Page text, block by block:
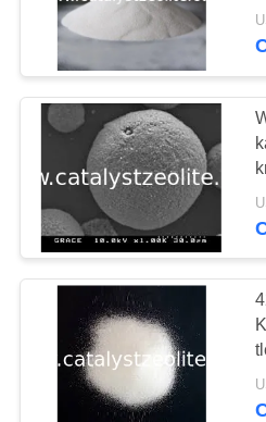
NAMI
AKTUALNOŚCI
SPRAWY
SITEMAP
PRIVACY
POLICY